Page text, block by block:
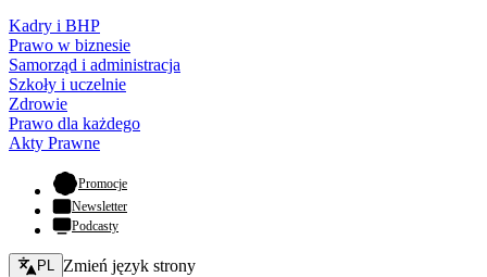
Kadry i BHP
Prawo w biznesie
Samorząd i administracja
Szkoły i uczelnie
Zdrowie
Prawo dla każdego
Akty Prawne
Promocje- otwiera się w nowej karcie
Newsletter
Podcasty
Zmień język - bieżący:
PL Zmień język strony